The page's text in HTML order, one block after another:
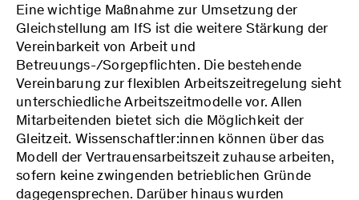
Eine wichtige Maßnahme zur Umsetzung der
Gleichstellung am IfS ist die weitere Stärkung der
Vereinbarkeit von Arbeit und
Betreuungs-/Sorgepflichten. Die bestehende
Vereinbarung zur flexiblen Arbeitszeitregelung sieht
unterschiedliche Arbeitszeitmodelle vor. Allen
Mitarbeitenden bietet sich die Möglichkeit der
Gleitzeit. Wissenschaftler:innen können über das
Modell der Vertrauensarbeitszeit zuhause arbeiten,
sofern keine zwingenden betrieblichen Gründe
dagegensprechen. Darüber hinaus wurden